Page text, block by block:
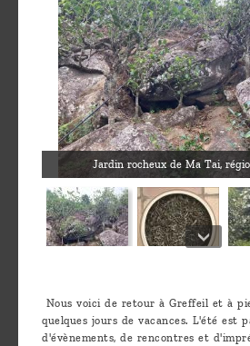
Contactez-
Jardin rocheux de Ma Tai,
Nous voici de retour à Greffeil et à
quelques jours de vacances. L'été est
d'évènements, de rencontres et